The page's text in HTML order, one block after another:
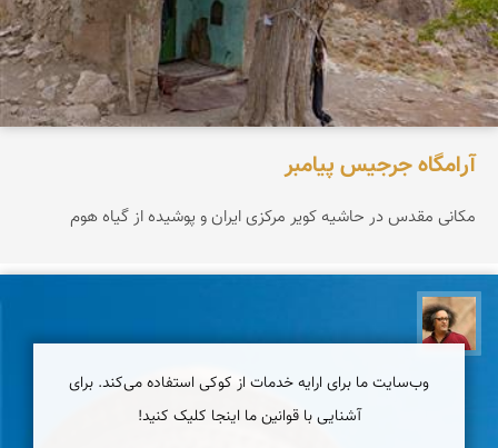
آرامگاه جرجیس پیامبر
مکانی مقدس در حاشیه کویر مرکزی ایران و پوشیده از گیاه هوم
وب‌سایت ما برای ارایه خدمات از کوکی استفاده می‌کند. برای
آشنایی با قوانین ما اینجا کلیک کنید!